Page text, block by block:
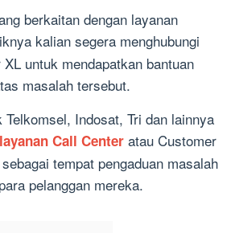
berkaitan dengan layanan
kalian segera menghubungi
untuk mendapatkan bantuan
masalah tersebut.
Indosat, Tri dan lainnya
layanan Call Center atau Customer
tempat pengaduan masalah
pelanggan mereka.